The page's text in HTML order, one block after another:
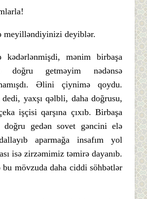
meyilləndiyinizi deyiblər.
kədərlənmişdi, mənim birbaşa
doğru getməyim nədənsə
Əlini çiynimə qoydu.
yaxşı qəlbli, daha doğrusu,
işçisi qarşına çıxıb. Birbaşa
doğru gedən sovet gəncini elə
aparmağa insafım yol
isə zirzəmimiz təmirə dayanıb.
bu mövzuda daha ciddi söhbətlər